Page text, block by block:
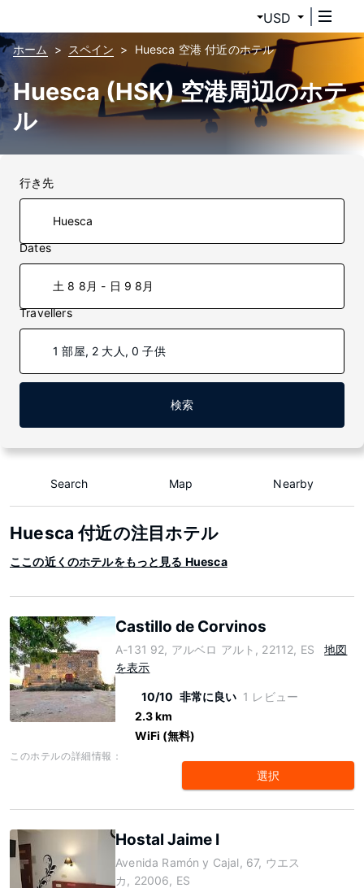
USD
ホーム スペイン Huesca 空港 付近のホテル
Huesca (HSK) 空港周辺のホテ
ル
行き先
Dates
土 8 8月 - 日 9 8月
Travellers
1 部屋, 2 大人, 0 子供
検索
Search Map Nearby
Huesca 付近の注目ホテル
ここの近くのホテルをもっと見る Huesca
Castillo de Corvinos
A-131 92, アルベロ アルト, 22112, ES
地図
を表示
10/10 非常に良い 1 レビュー
2.3 km
WiFi (無料)
このホテルの詳細情報：
選択
Hostal Jaime I
Avenida Ramón y Cajal, 67, ウエス
カ, 22006, ES